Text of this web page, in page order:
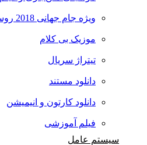
ویژه جام جهانی 2018 روسیه
موزیک بی کلام
تیتراژ سریال
دانلود مستند
دانلود کارتون و انیمیشن
فیلم آموزشی
سیستم عامل